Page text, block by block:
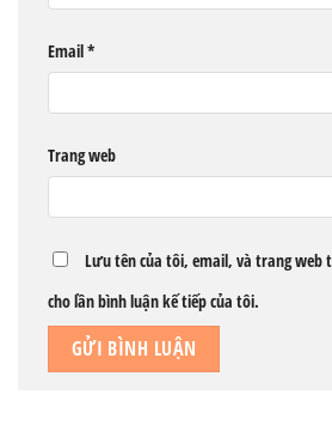
Email*
Trang web
Lưu tên của tôi, email, và trang web
cho lần bình luận kế tiếp của tôi.